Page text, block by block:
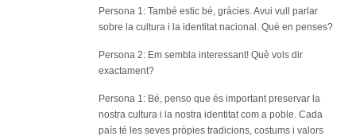
Persona 1: També estic bé, gràcies. Avui vull parlar
sobre la cultura i la identitat nacional. Què en penses?
Persona 2: Em sembla interessant! Què vols dir
exactament?
Persona 1: Bé, penso que és important preservar la
nostra cultura i la nostra identitat com a poble. Cada
país té les seves pròpies tradicions, costums i valors